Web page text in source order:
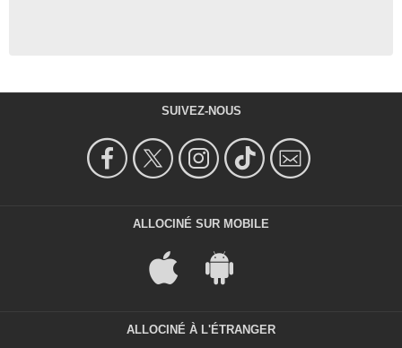
SUIVEZ-NOUS
ALLOCINÉ SUR MOBILE
ALLOCINÉ À L'ÉTRANGER